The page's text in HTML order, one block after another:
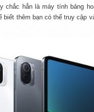
chắc hẳnlà máy tính bảng
biết thêm bạn có thể truy cập